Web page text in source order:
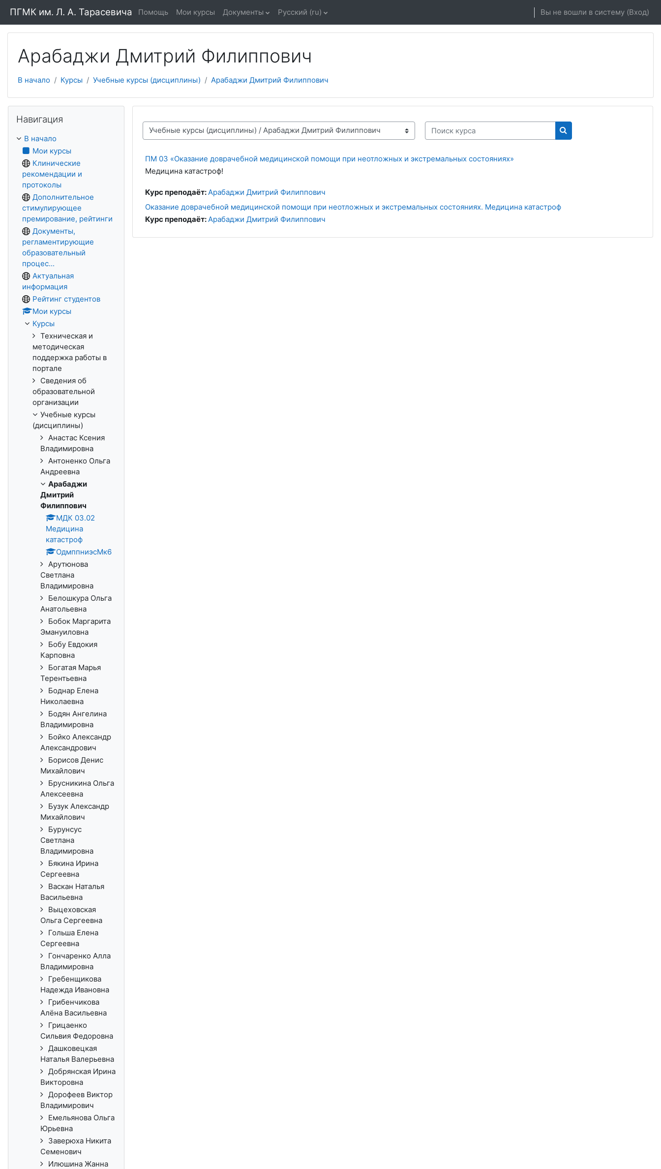
ПГМК им. Л. А. Тарасевича Помощь Мои курсы Документы Русский ‎(ru)‎ Вы не вошли в систему (Вход)
Арабаджи Дмитрий Филиппович
В начало Курсы Учебные курсы (дисциплины) Арабаджи Дмитрий Филиппович
Категории курсов
Поиск курса
Поиск курса
ПМ 03 «Оказание доврачебной медицинской помощи при неотложных и экстремальных состояниях»
Медицина катастроф!
Курс преподаёт: Арабаджи Дмитрий Филиппович
Оказание доврачебной медицинской помощи при неотложных и экстремальных состояниях. Медицина катастроф
Курс преподаёт: Арабаджи Дмитрий Филиппович
Навигация
В начало
Мои курсы
Клинические
рекомендации и
протоколы
Дополнительное
стимулирующее
премирование, рейтинги
Документы,
регламентирующие
образовательный
процес...
Актуальная
информация
Рейтинг студентов
Мои курсы
Курсы
Техническая и
методическая
поддержка работы в
портале
Сведения об
образовательной
организации
Учебные курсы
(дисциплины)
Анастас Ксения
Владимировна
Антоненко Ольга
Андреевна
Арабаджи
Дмитрий
Филиппович
МДК 03.02
Медицина
катастроф
ОдмппниэсМк6
Арутюнова
Светлана
Владимировна
Белошкура Ольга
Анатольевна
Бобок Маргарита
Эмануиловна
Бобу Евдокия
Карповна
Богатая Марья
Терентьевна
Боднар Елена
Николаевна
Бодян Ангелина
Владимировна
Бойко Александр
Александрович
Борисов Денис
Михайлович
Брусникина Ольга
Алексеевна
Бузук Александр
Михайлович
Бурунсус
Светлана
Владимировна
Бякина Ирина
Сергеевна
Васкан Наталья
Васильевна
Выцеховская
Ольга Сергеевна
Гольша Елена
Сергеевна
Гончаренко Алла
Владимировна
Гребенщикова
Надежда Ивановна
Грибенчикова
Алёна Васильевна
Грицаенко
Сильвия Федоровна
Дашковецкая
Наталья Валерьевна
Добрянская Ирина
Викторовна
Дорофеев Виктор
Владимирович
Емельянова Ольга
Юрьевна
Заверюха Никита
Семенович
Илюшина Жанна